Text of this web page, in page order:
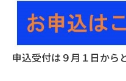
申込受付は９月１日から